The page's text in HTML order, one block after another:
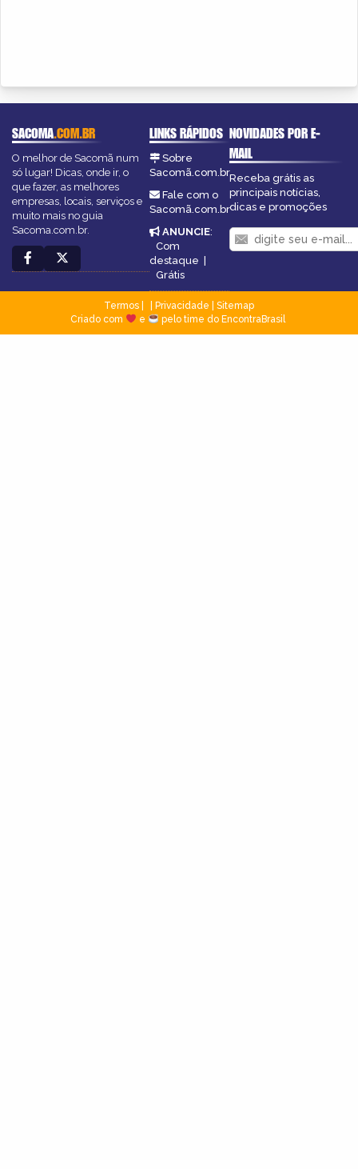
SACOMA.COM.BR
O melhor de Sacomã num
só lugar! Dicas, onde ir, o
que fazer, as melhores
empresas, locais, serviços e
muito mais no guia
Sacoma.com.br.
LINKS RÁPIDOS
Sobre
Sacomã.com.br
Fale com o
Sacomã.com.br
ANUNCIE:
Com
destaque
Grátis
NOVIDADES POR E-
MAIL
Receba grátis as
principais notícias,
dicas e promoções
Termos Privacidade
Sitemap
Criado com
e pelo time do EncontraBrasil